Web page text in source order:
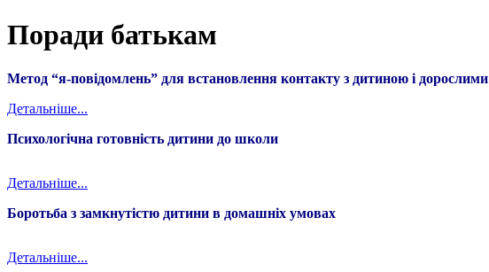
Поради батькам
Метод “я-повідомлень” для встановлення контакту з дитиною і дорослими
Детальніше...
Психологічна готовність дитини до школи
Детальніше...
Боротьба з замкнутістю дитини в домашніх умовах
Детальніше...